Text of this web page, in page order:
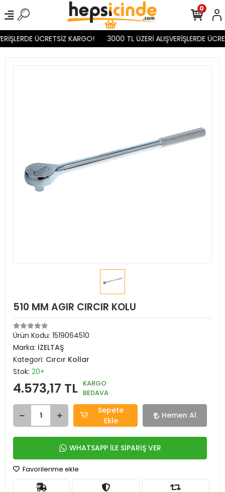
ÜCRETSİZ KARGO! 3000 TL ÜZERİ ALIŞVERİŞLERDE
0
510 MM AGIR CIRCIR KOLU
Ürün Kodu: 1519064510
Marka: İZELTAŞ
Kategori: Cırcır Kollar
Stok: 20+
4.573,17 TL KARGO
BEDAVA
Sepete
Ekle
Hemen Al
WHATSAPP İLE SİPARİŞ VER
Favorilerime ekle